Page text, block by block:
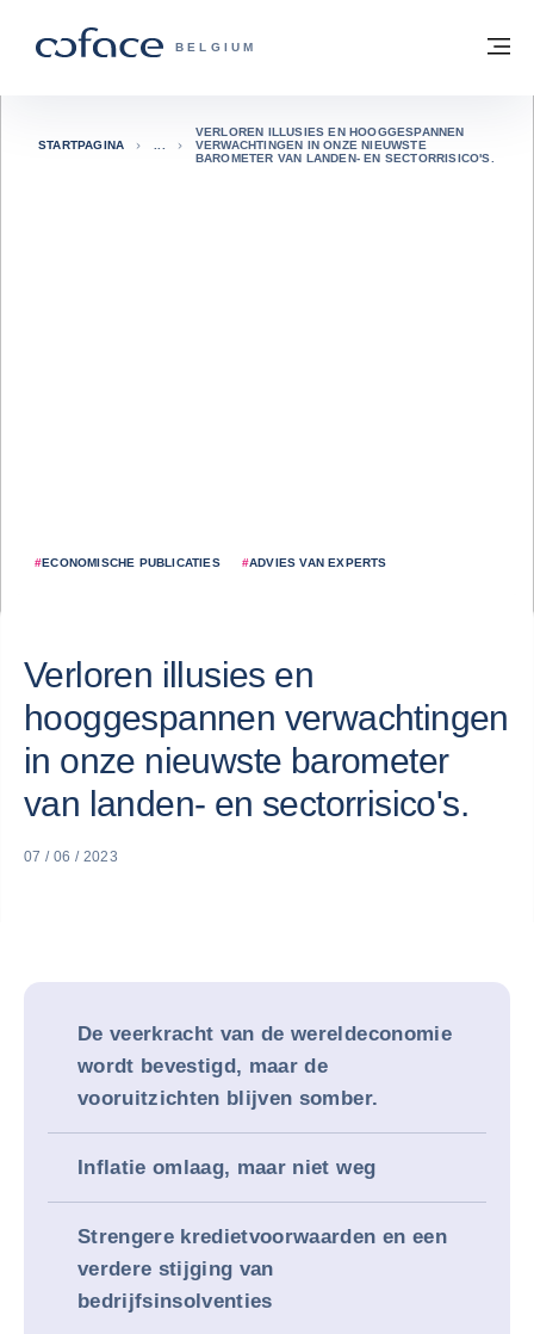
COFACE, FOR TRADE - GROEP
BELGIUM
Terug naar startpagina
#ECONOMISCHE PUBLICATIES #ADVIES VAN EXPERTS
STARTPAGINA
VERLOREN ILLUSIES EN HOOGGESPANNEN
VERWACHTINGEN IN ONZE NIEUWSTE
BAROMETER VAN LANDEN- EN SECTORRISICO'S.
Verloren illusies en
hooggespannen verwachtingen
in onze nieuwste barometer
van landen- en sectorrisico's.
07 / 06 / 2023
De veerkracht van de wereldeconomie
wordt bevestigd, maar de
vooruitzichten blijven somber.
Inflatie omlaag, maar niet weg
Strengere kredietvoorwaarden en een
verdere stijging van
bedrijfsinsolventies